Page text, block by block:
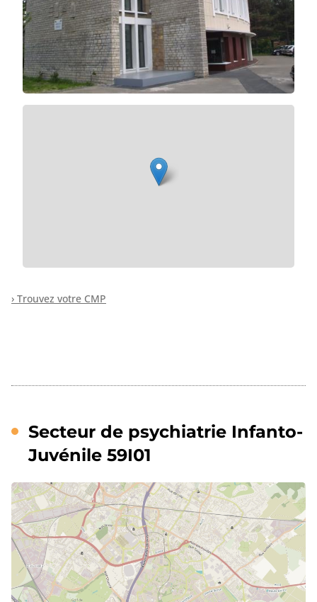
› Trouvez votre CMP
Secteur de psychiatrie Infanto-
Juvénile 59I01